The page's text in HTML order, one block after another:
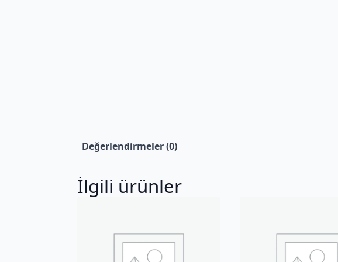
Değerlendirmeler (0)
İlgili ürünler